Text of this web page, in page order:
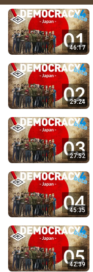
46:17
29:24
27:52
45:35
42:39